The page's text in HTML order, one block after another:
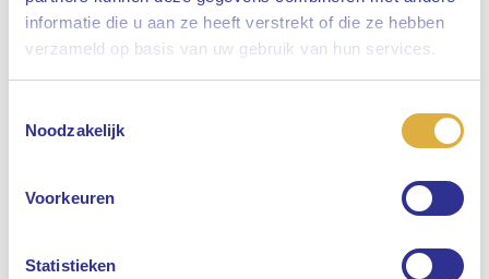
informatie die u aan ze heeft verstrekt of die ze hebben
verzameld op basis van uw gebruik van hun services.
Noodzakelijk
Voorkeuren
Statistieken
Sluiten